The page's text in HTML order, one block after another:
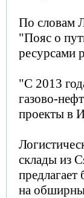
По словам
"Пояс о
ресурсами
"С 2013
газово-
проекты в
склады из
на